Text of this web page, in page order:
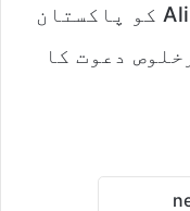
کیا۔ وزیراعظم نے صدر Aliyev کو پاکستان
دعوت کا